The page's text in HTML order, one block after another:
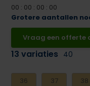
00 : 00 : 00 : 00
Grotere aantallen
Vraag een offerte
13 variaties 40
36 37 38